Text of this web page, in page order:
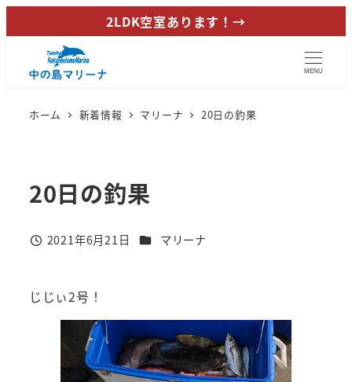
イ
2LDK空室あります！→
MENU
ホーム 新着情報 マリーナ 20日の釣果
20日の釣果
投稿日
2021年6月21日 カテゴリー
マリーナ
じじぃ2号！